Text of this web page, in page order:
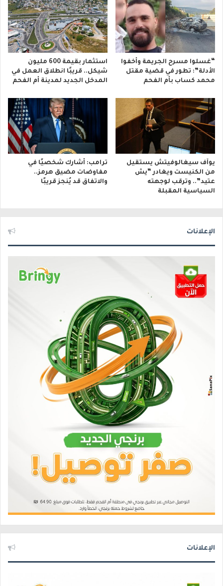
“غسلوا مسرح الجريمة وأخفوا
الأدلة”: تطور في قضية مقتل
محمد كساب بأم الفحم
استثمار بقيمة 600 مليون
شيكل.. قريبًا انطلاق العمل في
المدخل الجديد لمدينة أم الفحم
يوآف سيغالوفيتش يستقيل
من الكنيست ويغادر “يش
عتيد”.. وترقب لوجهته
السياسية المقبلة
ترامب: أشارك شخصيًا في
مفاوضات مضيق هرمز..
والاتفاق قد يُنجز قريبًا
الإعلانات
الإعلانات